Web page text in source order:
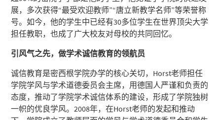
展，多次获得“最受欢迎教师”“唐立新教学名师”等荣誉称
号。如今，他的学生中已经有30多位学生在世界顶尖大学
担任教职，也成了广大校友对母校的共同回忆。
引风气之先，做学术诚信教育的领航员
诚信教育是密西根学院办学的核心关切，Horst老师担任
学院学风与学术道德委员会主席，用德国人严谨和负责的
态度，推动了学院学术诚信体系的建设，形成了学院独树
一帜的优良学风。2008年，在Horst老师的发起和推动